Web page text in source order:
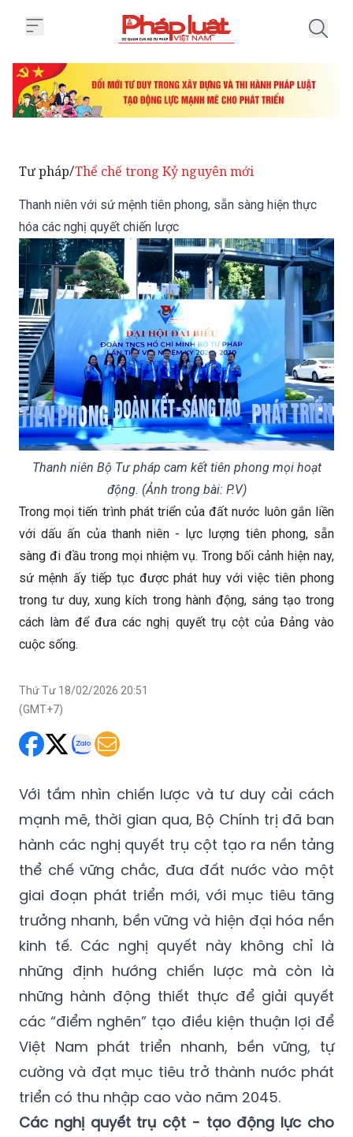
Tư pháp/Thể chế trong Kỷ nguyên mới
Thanh niên với sứ mệnh tiên phong, sẵn sàng hiện thực
hóa các nghị quyết chiến lược
Thanh niên Bộ Tư pháp cam kết tiên phong mọi hoạt
động. (Ảnh trong bài: P.V)
Trong mọi tiến trình phát triển của đất nước luôn gắn liền
với dấu ấn của thanh niên - lực lượng tiên phong, sẵn
sàng đi đầu trong mọi nhiệm vụ. Trong bối cảnh hiện nay,
sứ mệnh ấy tiếp tục được phát huy với việc tiên phong
trong tư duy, xung kích trong hành động, sáng tạo trong
cách làm để đưa các nghị quyết trụ cột của Đảng vào
cuộc sống.
Thứ Tư 18/02/2026 20:51
(GMT+7)
Với tầm nhìn chiến lược và tư duy cải cách
mạnh mẽ, thời gian qua, Bộ Chính trị đã ban
hành các nghị quyết trụ cột tạo ra nền tảng
thể chế vững chắc, đưa đất nước vào một
giai đoạn phát triển mới, với mục tiêu tăng
trưởng nhanh, bền vững và hiện đại hóa nền
kinh tế. Các nghị quyết này không chỉ là
những định hướng chiến lược mà còn là
những hành động thiết thực để giải quyết
các “điểm nghẽn” tạo điều kiện thuận lợi để
Việt Nam phát triển nhanh, bền vững, tự
cường và đạt mục tiêu trở thành nước phát
triển có thu nhập cao vào năm 2045.
Các nghị quyết trụ cột - tạo động lực cho